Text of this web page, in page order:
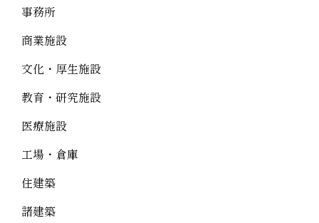
事務所
商業施設
文化・厚生施設
教育・研究施設
医療施設
工場・倉庫
住建築
諸建築